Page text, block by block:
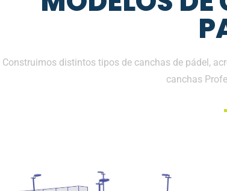
Construimos distintos tipos de canchas de pádel,
canchas